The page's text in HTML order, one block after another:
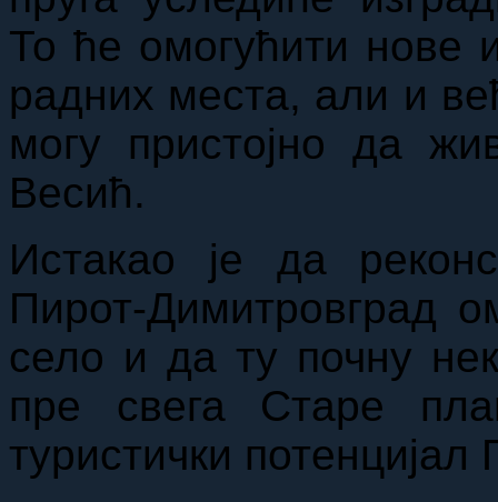
То ће омогућити нове
радних места, али и
могу пристојно да
Весић.
Истакао је да
Пирот-Димитровград
село и да ту почну
пре свега Старе
туристички потенцијал